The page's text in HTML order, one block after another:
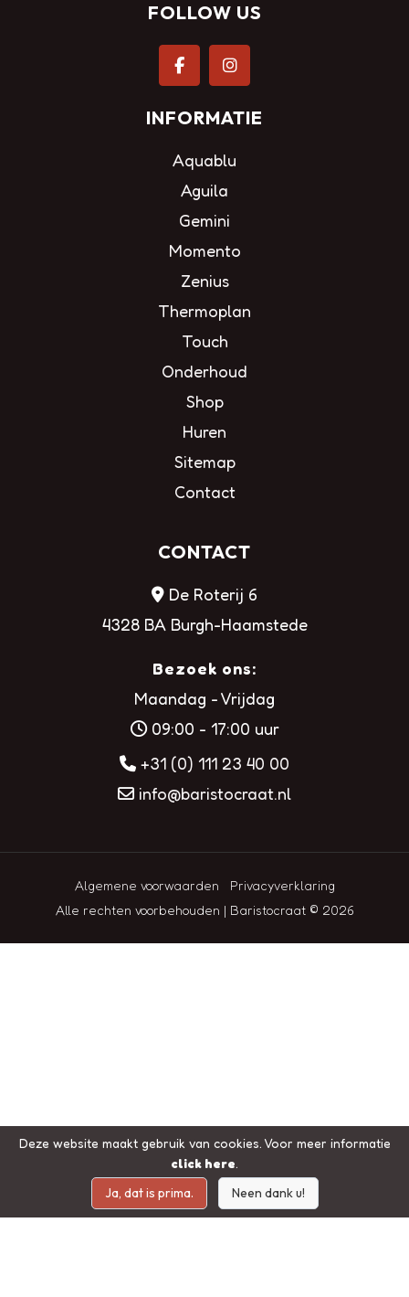
FOLLOW US
INFORMATIE
Aquablu
Aguila
Gemini
Momento
Zenius
Thermoplan
Touch
Onderhoud
Shop
Huren
Sitemap
Contact
CONTACT
De Roterij 6
4328 BA Burgh-Haamstede
Bezoek ons:
Maandag - Vrijdag
09:00 - 17:00 uur
+31 (0) 111 23 40 00
info@baristocraat.nl
Algemene voorwaarden
Privacyverklaring
Alle rechten voorbehouden | Baristocraat © 2026
Deze website maakt gebruik van cookies. Voor meer informatie
click here.
Ja, dat is prima. Neen dank u!